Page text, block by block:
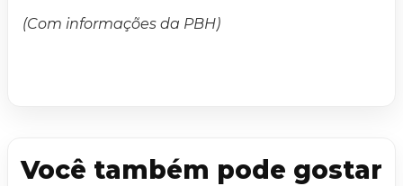
(Com informações da PBH)
Você também pode gostar